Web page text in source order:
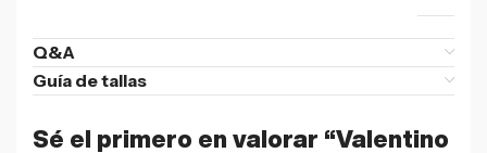
Q&A
Guía de tallas
Sé el primero en valorar “Valentino